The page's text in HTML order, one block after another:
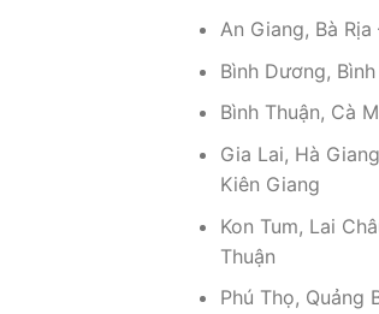
An Giang, Bà
Bình Dương,
Bình Thuận, Cà
Gia Lai, Hà
Kiên Giang
Kon Tum, Lai
Thuận
Phú Thọ, Quảng